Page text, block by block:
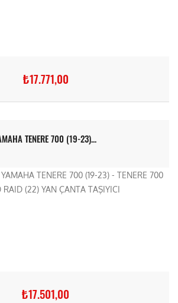
₺17.771,00
TENERE 700 (19-23)...
₺17.501,00